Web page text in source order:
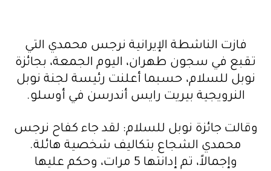
فازت الناشطة الإيرانية نرجس محمدي التي
تقبع في سجون طهران، اليوم الجمعة، بجائزة
نوبل للسلام، حسبما أعلنت رئيسة لجنة نوبل
النرويجية بيريت رايس أندرسن في أوسلو.
وقالت جائزة نوبل للسلام: لقد جاء كفاح نرجس
محمدي الشجاع بتكاليف شخصية هائلة.
وإجمالاً، تم إدانتها 5 مرات، وحكم عليها